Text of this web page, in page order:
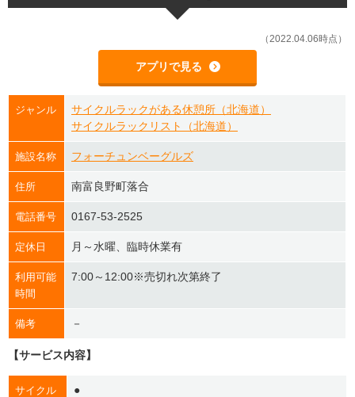
（2022.04.06時点）
アプリで見る
ジャンル
サイクルラックがある休憩所（北海道）
サイクルラックリスト（北海道）
施設名称 フォーチュンベーグルズ
住所 南富良野町落合
電話番号 0167-53-2525
定休日 月～水曜、臨時休業有
利用可能
時間
7:00～12:00※売切れ次第終了
備考 －
【サービス内容】
サイクル
●